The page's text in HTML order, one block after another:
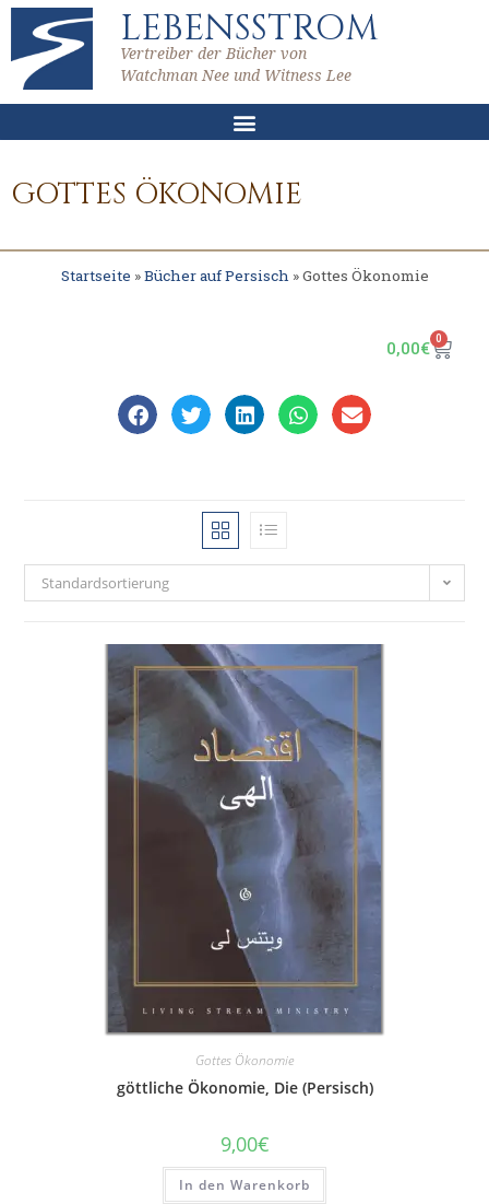
LEBENSSTROM
Vertreiber der Bücher von
Watchman Nee und Witness Lee
GOTTES ÖKONOMIE
Startseite »Bücher auf Persisch»Gottes Ökonomie
0,00€ 0
Standardsortierung
Gottes Ökonomie
göttliche Ökonomie, Die (Persisch)
9,00€
In den Warenkorb